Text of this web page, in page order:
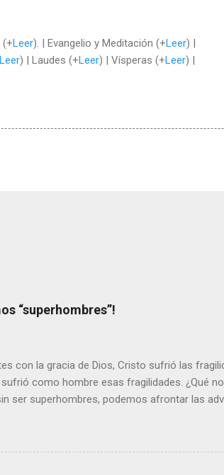
(+Leer). | Evangelio y Meditación (+Leer) |
Leer) | Laudes (+Leer) | Vísperas (+Leer) |
“superhombres”!
con la gracia de Dios, Cristo sufrió las
como hombre esas fragilidades. ¿Qué
ser superhombres, podemos afrontar las
y protegidos por nosotros. “ Señor,
al menos mis ramas y hojas den sombra en
¿Superas tu fragilidad con la gracia de Dios?